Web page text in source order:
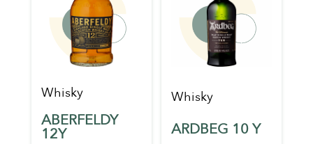
Whisky
ABERFELDY
12Y
Whisky
ARDBEG 10 Y